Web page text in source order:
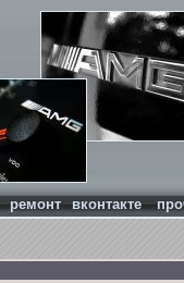
ремонт вконтакте